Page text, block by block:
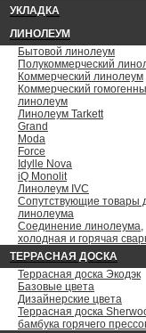
УКЛАДКА
ЛИНОЛЕУМ
Бытовой линолеум
Полукоммерческий
Коммерческий линолеум
Коммерческий
линолеум
Линолеум Tarkett
Grand
Moda
Force
Idylle Nova
iQ Monolit
Линолеум IVC
Сопутствующие товары
линолеума
Соединение линолеума,
холодная и горячая
ТЕРРАСНАЯ ДОСКА
Террасная доска Экодэк
Базовые цвета
Дизайнерские цвета
Террасная доска
бамбука горячего